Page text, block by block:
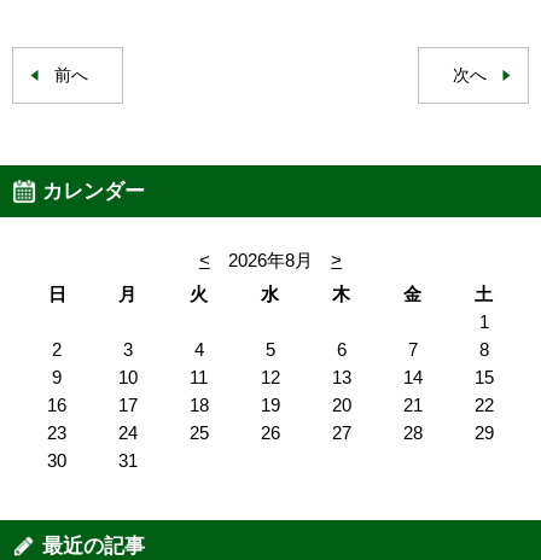
前へ 次へ
カレンダー
< 2026年8月
>
日
月 火 水 木 金
土
1
2
3 4 5 6 7
8
9
10 11 12 13 14
15
16
17 18 19 20 21
22
23
24 25 26 27 28
29
30
31
最近の記事